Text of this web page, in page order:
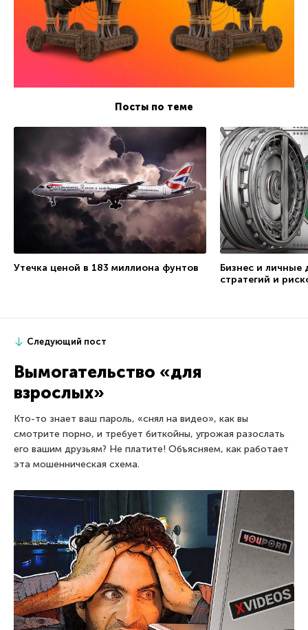
Посты по теме
Утечка ценой в 183 миллиона фунтов
Бизнес и личные
стратегий и
Следующий пост
Вымогательство «для
взрослых»
Кто-то знает ваш пароль, «снял на видео», как вы
смотрите порно, и требует биткойны, угрожая разослать
его вашим друзьям? Не платите! Объясняем, как работает
эта мошенническая схема.